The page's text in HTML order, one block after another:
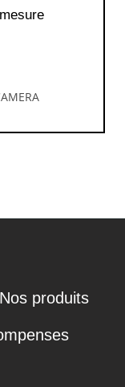
Nos produits